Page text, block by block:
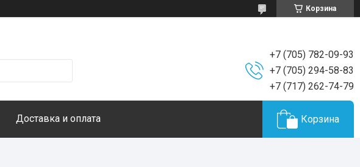
Корзина
+7 (705) 782-09-93
+7 (705) 294-58-83
+7 (717) 262-74-79
Доставка и оплата Корзина